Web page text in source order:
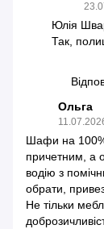
Юлія
Так,
Ольга
Шафи на 100%
причетним, а
водію з
обрати,
Не тільки